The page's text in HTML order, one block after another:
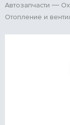
Автозапчасти
Отопление и